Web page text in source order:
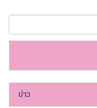
ข่าว